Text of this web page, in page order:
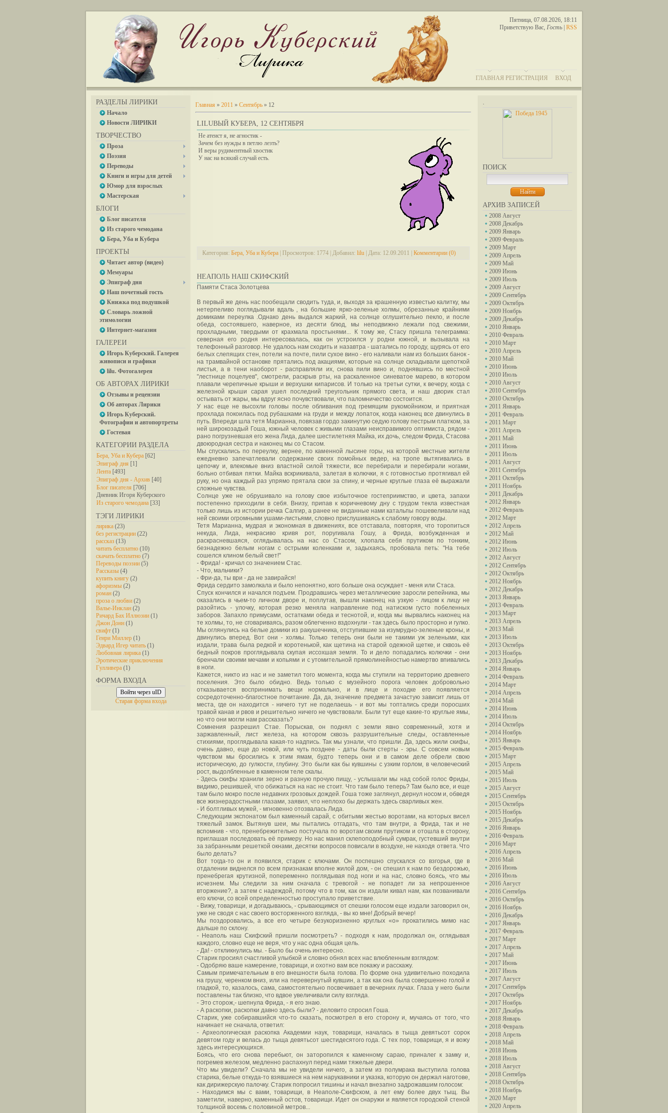
Пятница, 07.08.2026, 18:11
Приветствую Вас, Гость RSS
ГЛАВНАЯ РЕГИСТРАЦИЯ ВХОД
РАЗДЕЛЫ ЛИРИКИ
Начало
Новости ЛИРИКИ
ТВОРЧЕСТВО
Проза
Поэзия
Переводы
Книги и игры для детей
Юмор для взрослых
Мастерская
БЛОГИ
Блог писателя
Из старого чемодана
Бера, Уба и Кубера
ПРОЕКТЫ
Читает автор (видео)
Мемуары
Эпиграф дня
Наш почетный гость
Книжка под подушкой
Словарь ложной
этимологии
Интернет-магазин
ГАЛЕРЕИ
Игорь Куберский. Галерея
живописи и графики
lilu. Фотогалерея
ОБ АВТОРАХ ЛИРИКИ
Отзывы и рецензии
Об авторах Лирики
Игорь Куберский.
Фотографии и автопортреты
Гостевая
КАТЕГОРИИ РАЗДЕЛА
Бера, Уба и Кубера [62]
Эпиграф дня [1]
Лента [493]
Эпиграф дня - Архив [40]
Блог писателя [706]
Дневник Игоря Куберского
Из старого чемодана [33]
ТЭГИ ЛИРИКИ
лирика (23)
без регистрации (22)
рассказ (13)
читать бесплатно (10)
скачать бесплатно (7)
Переводы поэзии (5)
Рассказы (4)
купить книгу (2)
афоризмы (2)
роман (2)
проза о любви (2)
Валье-Инклан (2)
Ричард Бах Иллюзии (1)
Джон Донн (1)
свифт (1)
Генри Миллер (1)
Эдвард Игер читать (1)
Любовная лирика (1)
Эротические приключения
Гулливера (1)
ФОРМА ВХОДА
Войти через uID
Старая форма входа
.
ПОИСК
АРХИВ ЗАПИСЕЙ
2008 Август
2008 Декабрь
2009 Январь
2009 Февраль
2009 Март
2009 Апрель
2009 Май
2009 Июнь
2009 Июль
2009 Август
2009 Сентябрь
2009 Октябрь
2009 Ноябрь
2009 Декабрь
2010 Январь
2010 Февраль
2010 Март
2010 Апрель
2010 Май
2010 Июнь
2010 Июль
2010 Август
2010 Сентябрь
2010 Октябрь
2011 Январь
2011 Февраль
2011 Март
2011 Апрель
2011 Май
2011 Июнь
2011 Июль
2011 Август
2011 Сентябрь
2011 Октябрь
2011 Ноябрь
2011 Декабрь
2012 Январь
2012 Февраль
2012 Март
2012 Апрель
2012 Май
2012 Июнь
2012 Июль
2012 Август
2012 Сентябрь
2012 Октябрь
2012 Ноябрь
2012 Декабрь
2013 Январь
2013 Февраль
2013 Март
2013 Апрель
2013 Май
2013 Июль
2013 Октябрь
2013 Ноябрь
2013 Декабрь
2014 Январь
2014 Февраль
2014 Март
2014 Апрель
2014 Май
2014 Июнь
2014 Июль
2014 Октябрь
2014 Ноябрь
2015 Январь
2015 Февраль
2015 Март
2015 Апрель
2015 Май
2015 Июль
2015 Август
2015 Сентябрь
2015 Октябрь
2015 Ноябрь
2015 Декабрь
2016 Январь
2016 Февраль
2016 Март
2016 Апрель
2016 Май
2016 Июнь
2016 Июль
2016 Август
2016 Сентябрь
2016 Октябрь
2016 Ноябрь
2016 Декабрь
2017 Январь
2017 Февраль
2017 Март
2017 Апрель
2017 Май
2017 Июнь
2017 Июль
2017 Август
2017 Сентябрь
2017 Октябрь
2017 Ноябрь
2017 Декабрь
2018 Январь
2018 Февраль
2018 Апрель
2018 Май
2018 Июнь
2018 Июль
2018 Август
2018 Сентябрь
2018 Октябрь
2018 Ноябрь
2020 Март
2020 Апрель
Главная » 2011 » Сентябрь » 12
LILUВЫЙ КУБЕРА, 12 СЕНТЯБРЯ
Не атеист я, не агностик -
Зачем без нужды в петлю лезть?
И веры рудиментный хвостик
У нас на всякий случай есть.
Категория: Бера, Уба и Кубера Просмотров: 1774 Добавил: lilu Дата: 12.09.2011 Комментарии (0)
НЕАПОЛЬ НАШ СКИФСКИЙ
Памяти Стаса Золотцева
В первый же день нас пообещали сводить туда, и, выходя за крашенную известью калитку, мы
нетерпеливо поглядывали вдаль , на большие ярко-зеленые холмы, обрезанные крайними
домиками переулка .Однако день выдался жаркий, на солнце оглушительно пекло, и после
обеда, состоявшего, наверное, из десяти блюд, мы неподвижно лежали под свежими,
прохладными, твердыми от крахмала простынями... К тому же, Стасу пришла телеграмма:
северная его родня интересовалась, как он устроился у родни южной, и вызывала на
телефонный разговор. Не удалось нам сходить и назавтра - шатались по городу, щурясь от его
белых слепящих стен, потели на почте, пили сухое вино - его наливали нам из больших банок -
на трамвайной остановке прятались под акациями, которые на солнце складывали щепоткой
листья, а в тени наоборот - расправляли их, снова пили вино и, поднявшись по местной
"лестнице поцелуев", смотрели, раскрыв рты, на раскаленное синеватое марево, в котором
плавали черепичные крыши и верхушки кипарисов. И только на третьи сутки, к вечеру, когда с
железной крыши сарая ушел последний треугольник прямого света, и наш дворик стал
остывать от жары, мы вдруг ясно почувствовали, что паломничество состоится.
У нас еще не высохли головы после обливания под гремящим рукомойником, и приятная
прохлада покоилась под рубашками на груди и между лопаток, когда наконец все двинулись в
путь. Впереди шла тетя Марианна, повязав гордо закинутую седую голову пестрым платком, за
ней широкозадый Гоша, южный человек с живыми глазами неисправимого оптимиста, рядом -
рано погрузневшая его жена Лида, далее шестилетняя Майка, их дочь, следом Фрида, Стасова
двоюродная сестра и наконец мы со Стасом.
Мы спускались по переулку, вернее, по каменной лысине горы, на которой местные жители
ежедневно запечатлевали содержание своих помойных ведер, на тропе вытягивались в
цепочку и, влекомые вниз властной силой тяжести, все перебирали и перебирали ногами,
больно отбивая пятки. Майка вскрикивала, залетая в колючки, я с готовностью протягивал ей
руку, но она каждый раз упрямо прятала свои за спину, и черные круглые глаза её выражали
сложные чувства.
Солнце уже не обрушивало на голову свое избыточное гостеприимство, и цвета, запахи
постепенно приходили в себя. Внизу, припав к коричневому дну с трудом текла известная
только лишь из истории речка Салгир, а ранее не виданные нами катальпы пошевеливали над
ней своими огромными ушами-листьями, словно прислушиваясь к слабому говору воды.
Тетя Марианна, мудрая и экономная в движениях, все отставала, повторяя, что торопиться
некуда, Лида, некрасиво кривя рот, поругивала Гошу, а Фрида, возбужденная и
раскрасневшаяся, оглядывалась на нас со Стасом, хлопала себя прутиком по тонким,
безнадежно белым ногам с острыми коленками и, задыхаясь, пробовала петь: "На тебе
сошелся клином белый свет!"
- Фрида! - кричал со значением Стас.
- Что, мальчики?
- Фри-да, ты ври - да не завирайся!
Фрида сердито замолкала и было непонятно, кого больше она осуждает - меня или Стаса.
Спуск кончился и начался подъем. Продравшись через металлические заросли репейника, мы
оказались в чьем-то личном дворе и, поплутав, вышли наконец на узкую - лицом к лицу не
разойтись - улочку, которая резко меняла направление под натиском густо побеленных
заборов. Запахло примусами, остатками обеда и теснотой, и, когда мы вырвались наконец на
те холмы, то, не сговариваясь, разом облегченно вздохнули - так здесь было просторно и гулко.
Мы оглянулись на белые домики из ракушечника, отступившие за изумрудно-зеленые кроны, и
двинулись вперед. Вот они - холмы. Только теперь они были не такими уж зелеными, как
издали, трава была редкой и коротенькой, как щетина на старой одежной щетке, и сквозь её
бедный покров проглядывала скупая иссохшая земля. То и дело попадались колючки - они
бренчали своими мечами и копьями и с утомительной прямолинейностью намертво впивались
в ноги.
Кажется, никто из нас и не заметил того момента, когда мы ступили на территорию древнего
поселения. Это было обидно. Ведь только с музейного порога человек добровольно
отказывается воспринимать вещи нормально, и в лице и походке его появляется
сосредоточенно-благостное почитание. Да, да, значение предмета зачастую зависит лишь от
места, где он находится - ничего тут не поделаешь - и вот мы топтались среди поросших
травой канав и рвов и решительно ничего не чувствовали. Были тут еще какие-то круглые ямы,
но что они могли нам рассказать?
Сомнения разрешил Стае. Порыскав, он поднял с земли явно современный, хотя и
заржавленный, лист железа, на котором сквозь разрушительные следы, оставленные
стихиями, проглядывала какая-то надпись. Так мы узнали, что пришли. Да, здесь жили скифы,
очень давно, еще до новой, или чуть позднее - даты были стерты - эры. С совсем новым
чувством мы бросились к этим ямам, будто теперь они и в самом деле обрели свою
историческую, до гулкости, глубину. Это были как бы кувшины с узким горлом, в человеческий
рост, выдолбленные в каменном теле скалы.
- Здесь скифы хранили зерно и разную прочую пищу, - услышали мы над собой голос Фриды,
видимо, решившей, что обижаться на нас не стоит. Что там было теперь? Там было все, и еще
там было мокро после недавних грозовых дождей. Гоша тоже заглянул, дернул носом и, обведя
все жизнерадостными глазами, заявил, что неплохо бы держать здесь сварливых жен.
- И болтливых мужей, - мгновенно отозвалась Лида.
Следующим экспонатом был каменный сарай, с обитыми жестью воротами, на которых висел
тяжелый замок. Вытянув шеи, мы пытались отгадать, что там внутри, а Фрида, так и не
вспомнив - что, пренебрежительно постучала по воротам своим прутиком и отошла в сторону,
приглашая последовать её примеру. Но нас манил склепоподобный сумрак, густевший внутри
за забранными решеткой окнами, десятки вопросов повисали в воздухе, не находя ответа. Что
было делать?
Вот тогда-то он и появился, старик с ключами. Он поспешно спускался со взгорья, где в
отдалении виднелся по всем признакам вполне жилой дом, - он спешил к нам по бездорожью,
пренебрегая крутизной, попеременно поглядывая под ноги и на нас, словно боясь, что мы
исчезнем. Мы следили за ним сначала с тревогой - не попадет ли за непрошенное
вторжение?, а затем с надеждой, потому что в том, как он издали кивал нам, как позванивали
его ключи, со всей определенностью проступало приветствие.
- Вижу, товарищи, и догадываюсь, - срывающимся от спешки голосом еще издали заговорил он,
уже не сводя с нас своего восторженного взгляда, - вы ко мне! Добрый вечер!
Мы поздоровались, а все его четыре безукоризненно круглых «о» прокатились мимо нас
дальше по склону.
- Неаполь наш Скифский пришли посмотреть? - подходя к нам, продолжал он, оглядывая
каждого, словно еще не веря, что у нас одна общая цель.
- Да! - откликнулись мы. - Было бы очень интересно.
Старик просиял счастливой улыбкой и словно обнял всех нас влюбленным взглядом:
- Одобряю ваше намерение, товарищи, и охотно вам все покажу и расскажу.
Самым примечательным в его внешности была голова. По форме она удивительно походила
на грушу, черенком вниз, или на перевернутый кувшин, а так как она была совершенно голой и
гладкой, то, казалось, сама, самостоятельно посвечивает в вечерних лучах. Глаза у него были
поставлены так близко, что вдвое увеличивали силу взгляда.
- Это сторож,- шепнула Фрида, - я его знаю.
- А раскопки, раскопки давно здесь были? - деловито спросил Гоша.
Старик, уже собиравшийся что-то сказать, посмотрел в его сторону и, мучаясь от того, что
начинает не сначала, ответил:
- Археологическая раскопка Академии наук, товарищи, началась в тыща девятьсот сорок
девятом году и велась до тыща девятьсот шестидесятого года. С тех пор, товарищи, я и вожу
здесь интересующихся.
Боясь, что его снова перебьют, он заторопился к каменному сараю, приналег к замку и,
погремев железом, медленно распахнул перед нами тяжелые двери.
Что мы увидели? Сначала мы не увидели ничего, а затем из полумрака выступила голова
старика, белые откуда-то взявшиеся на нем нарукавники и указка, которую он держал наготове,
как дирижерскую палочку. Старик попросил тишины и начал внезапно задрожавшим голосом:
- Находимся мы с вами, товарищи, в Неаполе-Скифском, а лет ему более двух тыщ. Вы
заметили, наверно, каменный остов, товарищи. Идет он снаружи и является городской стеной
толщиной восемь с половиной метров...